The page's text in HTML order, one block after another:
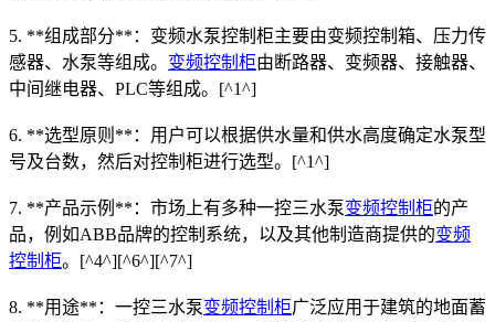
5. **组成部分**：变频水泵控制柜主要由变频控制箱、压力传
感器、水泵等组成。 变频控制柜由断路器、变频器、接触器、
中间继电器、PLC等组成。[^1^]
6. **选型原则**：用户可以根据供水量和供水高度确定水泵型
号及台数，然后对控制柜进行选型。[^1^]
7. **产品示例**：市场上有多种一控三水泵变频控制柜的产
品，例如ABB品牌的控制系统，以及其他制造商提供的变频
控制柜。[^4^][^6^][^7^]
8. **用途**：一控三水泵变频控制柜广泛应用于建筑的地面蓄